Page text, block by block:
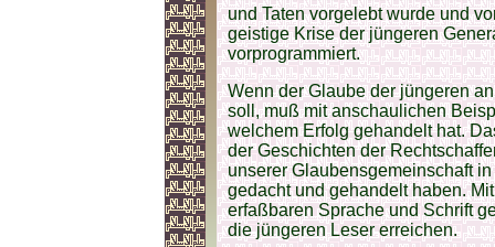
und Taten vorgelebt wurde und
geistige Krise der jüngeren
vorprogrammiert.
Wenn der Glaube der jüngeren
soll, muß mit anschaulichen
welchem Erfolg gehandelt hat.
der Geschichten der
unserer Glaubensgemeinschaft
gedacht und gehandelt haben.
erfaßbaren Sprache und Schrift
die jüngeren Leser erreichen.